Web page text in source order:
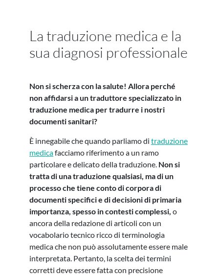
La traduzione medica e la
sua diagnosi professionale
Non si scherza con la salute! Allora perché
non affidarsi a un traduttore specializzato in
traduzione medica per tradurre i nostri
documenti sanitari?
È innegabile che quando parliamo di traduzione
medicafacciamo riferimento a un ramo
particolare e delicato della traduzione. Non si
tratta di una traduzione qualsiasi, ma di un
processo che tiene conto di corpora di
documenti specifici e di decisioni di primaria
importanza, spesso in contesti complessi, o
ancora della redazione di articoli con un
vocabolario tecnico ricco di terminologia
medica che non può assolutamente essere male
interpretata. Pertanto, la scelta dei termini
corretti deve essere fatta con precisione